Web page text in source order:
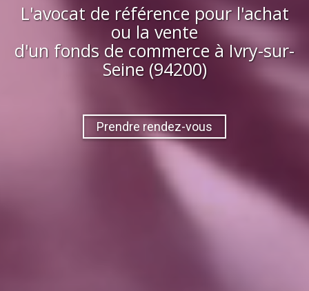
L'avocat de référence pour l'achat
ou la vente
d'un fonds de commerce à Ivry-sur-
Seine (94200)
Prendre rendez-vous